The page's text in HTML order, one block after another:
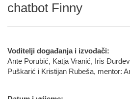
chatbot Finny
Voditelji događanja i izvođači:
Ante Porubić, Katja Vranić, Iris
Puškarić i Kristijan Rubeša, mentor: